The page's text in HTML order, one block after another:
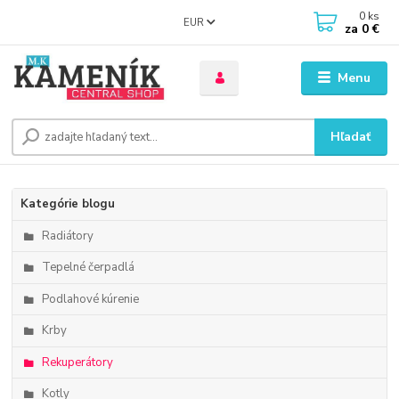
Menu
EUR
Hľadať
0 ks
za 0 €
Kategórie blogu
Radiátory
Tepelné čerpadlá
Podlahové kúrenie
Krby
Rekuperátory
Kotly